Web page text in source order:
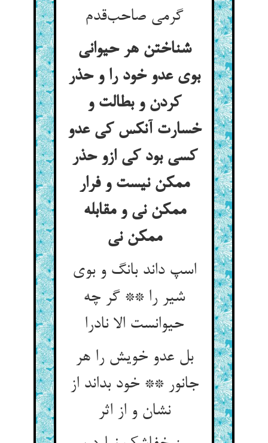
گرمی صاحب‌قدم
شناختن هر حیوانی
بوی عدو خود را و حذر
کردن و بطالت و
خسارت آنکس کی عدو
کسی بود کی ازو حذر
ممکن نیست و فرار
ممکن نی و مقابله
ممکن نی
اسپ داند بانگ و بوی
شیر را ** گر چه
حیوانست الا نادرا
بل عدو خویش را هر
جانور ** خود بداند از
نشان و از اثر